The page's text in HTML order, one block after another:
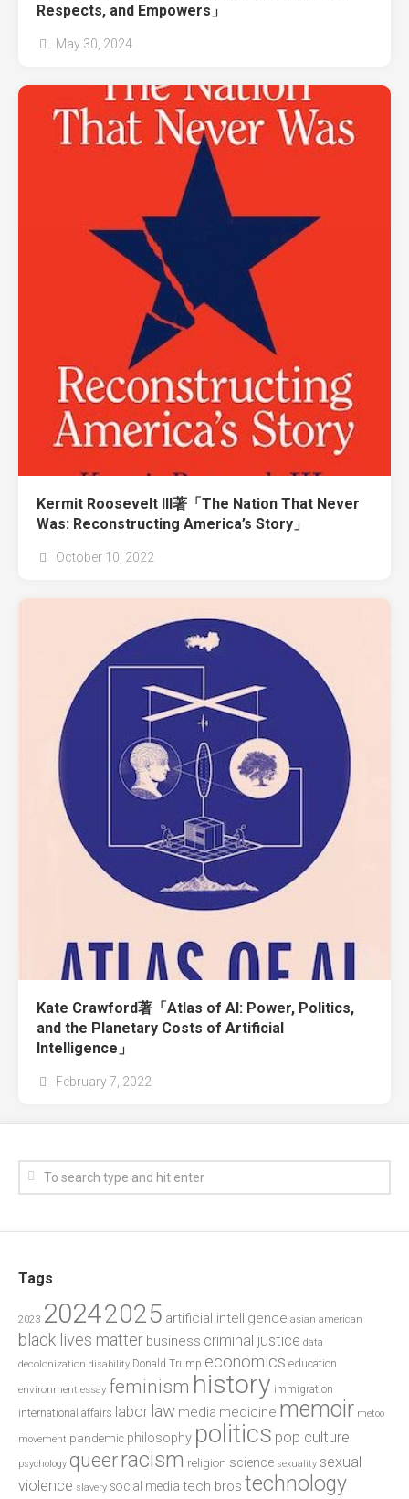
Respects, and Empowers」
May 30, 2024
Kermit Roosevelt III著「The Nation That Never
Was: Reconstructing America’s Story」
October 10, 2022
Kate Crawford著「Atlas of AI: Power, Politics,
and the Planetary Costs of Artificial
Intelligence」
February 7, 2022
Tags
2023 20242025 artificial intelligence asian american
black lives matter business criminal justice data
decolonization disability Donald Trump economics education
environment essay feminism history immigration
international affairs labor law media medicine memoir metoo
movement pandemic philosophy politics pop culture
psychology queerracism religion science sexuality sexual
violence slavery social media tech bros technology